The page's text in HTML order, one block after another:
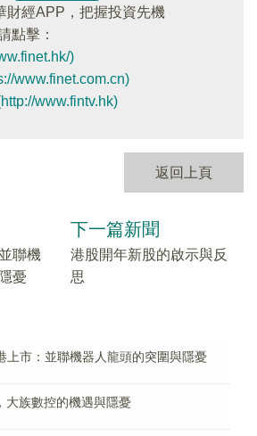
財經APP，把握投資先機
點擊：
)
www.finet.com.cn)
www.fintv.hk)
返回上頁
聯機
憂
下一篇新聞
港股開年新股的啟示與反
思
上市：並聯機器人龍頭的突圍與隱憂
大族數控的機遇與隱憂